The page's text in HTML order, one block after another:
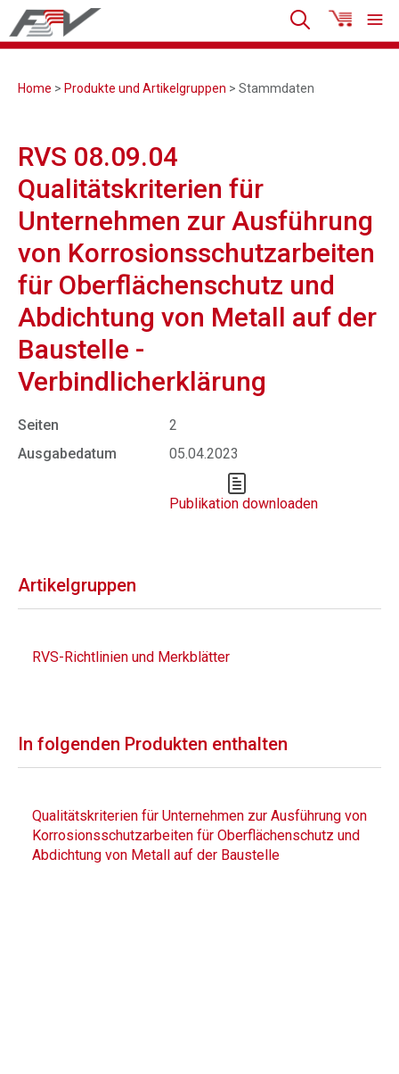
Home > Produkte und Artikelgruppen > Stammdaten
RVS 08.09.04
Qualitätskriterien für
Unternehmen zur Ausführung
von Korrosionsschutzarbeiten
für Oberflächenschutz und
Abdichtung von Metall auf der
Baustelle -
Verbindlicherklärung
Seiten
2
Ausgabedatum
05.04.2023
Publikation downloaden
Artikelgruppen
RVS-Richtlinien und Merkblätter
In folgenden Produkten enthalten
Qualitätskriterien für Unternehmen zur Ausführung von
Korrosionsschutzarbeiten für Oberflächenschutz und
Abdichtung von Metall auf der Baustelle